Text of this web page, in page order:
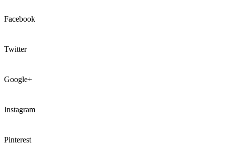
Facebook
Twitter
Google+
Instagram
Pinterest